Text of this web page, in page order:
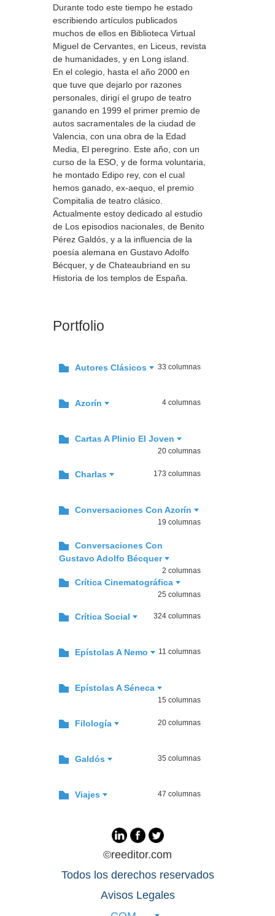
Durante todo este tiempo he estado
escribiendo artículos publicados
muchos de ellos en Biblioteca Virtual
Miguel de Cervantes, en Liceus, revista
de humanidades, y en Long island.
En el colegio, hasta el año 2000 en
que tuve que dejarlo por razones
personales, dirigí el grupo de teatro
ganando en 1999 el primer premio de
autos sacramentales de la ciudad de
Valencia, con una obra de la Edad
Media, El peregrino. Este año, con un
curso de la ESO, y de forma voluntaria,
he montado Edipo rey, con el cual
hemos ganado, ex-aequo, el premio
Compitalia de teatro clásico.
Actualmente estoy dedicado al estudio
de Los episodios nacionales, de Benito
Pérez Galdós, y a la influencia de la
poesía alemana en Gustavo Adolfo
Bécquer, y de Chateaubriand en su
Historia de los templos de España.
Portfolio
Autores Clásicos 33 columnas
Azorín 4 columnas
Cartas A Plinio El Joven
20 columnas
Charlas 173 columnas
Conversaciones Con Azorín
19 columnas
Conversaciones Con
Gustavo Adolfo Bécquer
2 columnas
Crítica Cinematográfica
25 columnas
Crítica Social 324 columnas
Epístolas A Nemo 11 columnas
Epístolas A Séneca
15 columnas
Filología 20 columnas
Galdós 35 columnas
Viajes 47 columnas
©reeditor.com
Todos los derechos reservados
Avisos Legales